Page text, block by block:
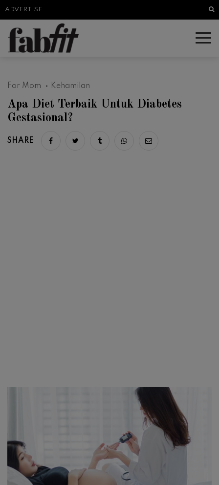
ADVERTISE
For Mom Kehamilan
Apa Diet Terbaik Untuk Diabetes
Gestasional?
SHARE Share on facebook
Share on twitter
Share on tumblr
Share via whatsapp
Share via email